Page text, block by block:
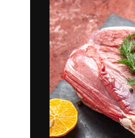
La
migliori lavori.
creativi,
Italiano